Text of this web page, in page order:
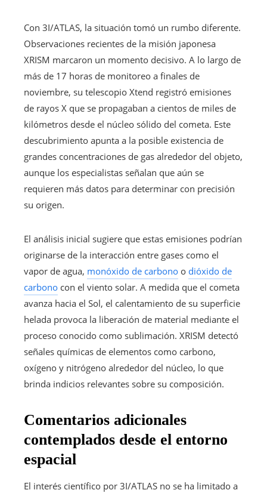
Con 3I/ATLAS, la situación tomó un rumbo diferente.
Observaciones recientes de la misión japonesa
XRISM marcaron un momento decisivo. A lo largo de
más de 17 horas de monitoreo a finales de
noviembre, su telescopio Xtend registró emisiones
de rayos X que se propagaban a cientos de miles de
kilómetros desde el núcleo sólido del cometa. Este
descubrimiento apunta a la posible existencia de
grandes concentraciones de gas alrededor del objeto,
aunque los especialistas señalan que aún se
requieren más datos para determinar con precisión
su origen.
El análisis inicial sugiere que estas emisiones podrían
originarse de la interacción entre gases como el
vapor de agua, monóxido de carbono o dióxido de
carbono con el viento solar. A medida que el cometa
avanza hacia el Sol, el calentamiento de su superficie
helada provoca la liberación de material mediante el
proceso conocido como sublimación. XRISM detectó
señales químicas de elementos como carbono,
oxígeno y nitrógeno alrededor del núcleo, lo que
brinda indicios relevantes sobre su composición.
Comentarios adicionales
contemplados desde el entorno
espacial
El interés científico por 3I/ATLAS no se ha limitado a